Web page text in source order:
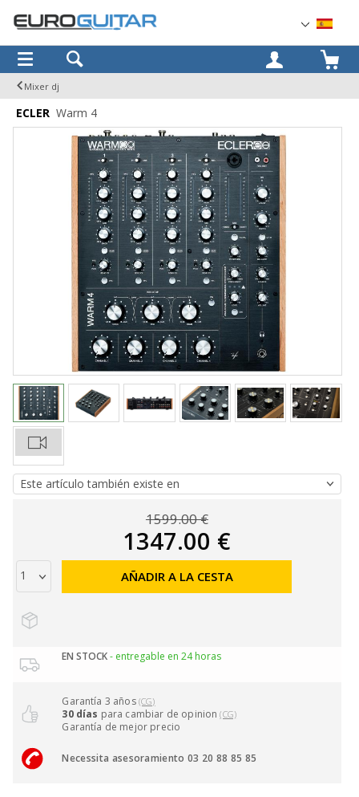
OK
Mixer dj
ECLER Warm 4
1599.00 €
1347.00 €
AÑADIR A LA CESTA
EN STOCK- entregable en 24 horas
Garantía 3 años (CG)
30 días para cambiar de opinion(CG)
Garantía de mejor precio
Necessita asesoramiento 03 20 88 85 85